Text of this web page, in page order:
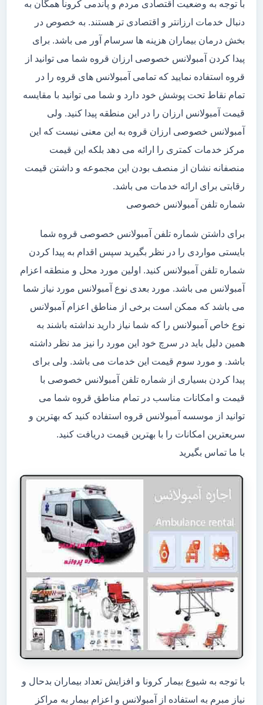
با توجه به وضعیت اقتصادی مردم و پاندمی کرونا همگان به
دنبال خدمات ارزانتر و اقتصادی تر هستند. به خصوص در
بخش درمان بیماران هزینه ها سرسام آور می باشد. برای
پیدا کردن آمبولانس خصوصی ارزان قروه شما می توانید از
قروه استفاده نمایید که تمامی آمبولانس های قروه را در
تمام نقاط تحت پوشش خود دارد و شما می توانید با مقایسه
قیمت آمبولانس ارزان را در این منطقه پیدا کنید. ولی
آمبولانس خصوصی ارزان قروه به این معنی نیست که این
مرکز خدمات کمتری را ارائه می دهد بلکه این قیمت
منصفانه نشان از منصف بودن این مجموعه و داشتن قیمت
رقابتی برای ارائه خدمات می باشد.
شماره تلفن آمبولانس خصوصی
برای داشتن شماره تلفن آمبولانس خصوصی قروه شما
بایستی مواردی را در نظر بگیرید سپس اقدام به پیدا کردن
شماره تلفن آمبولانس کنید. اولین مورد محل و منطقه اعزام
آمبولانس می باشد. مورد بعدی نوع آمبولانس مورد نیاز شما
می باشد که ممکن است برخی از مناطق اعزام آمبولانس
نوع خاص آمبولانس را که شما نیاز دارید نداشته باشند به
همین دلیل باید در سرچ خود این مورد را نیز مد نظر داشته
باشد. و مورد سوم قیمت این خدمات می باشد. ولی برای
پیدا کردن بسیاری از شماره تلفن آمبولانس خصوصی با
قیمت و امکانات مناسب در تمام مناطق قروه شما می
توانید از موسسه آمبولانس قروه استفاده کنید که بهترین و
سریعترین امکانات را با بهترین قیمت دریافت کنید.
با ما تماس بگیرید
با توجه به شیوع بیمار کرونا و افزایش تعداد بیماران بدحال و
نیاز مبرم به استفاده از آمبولانس و اعزام بیمار به مراکز